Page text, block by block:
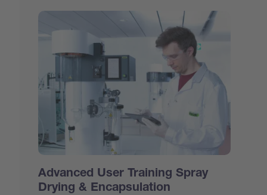
Advanced User Training Spray
Drying & Encapsulation